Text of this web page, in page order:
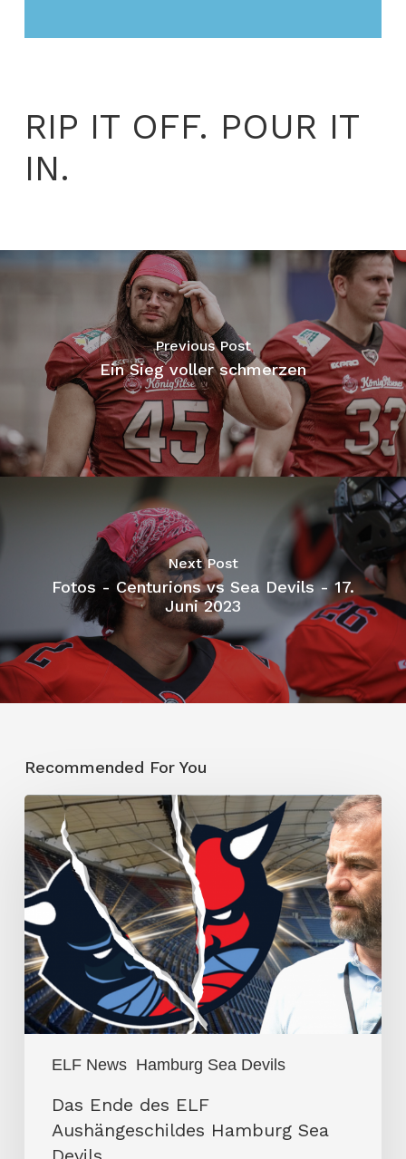
RIP IT OFF. POUR IT
IN.
Previous Post
Ein Sieg voller schmerzen
Next Post
Fotos - Centurions vs Sea Devils - 17.
Juni 2023
Recommended For You
ELF News Hamburg Sea Devils
Das
Ende
des
ELF
Aushängeschildes
Hamburg
Sea
Devils
Das Ende des ELF
Aushängeschildes Hamburg Sea